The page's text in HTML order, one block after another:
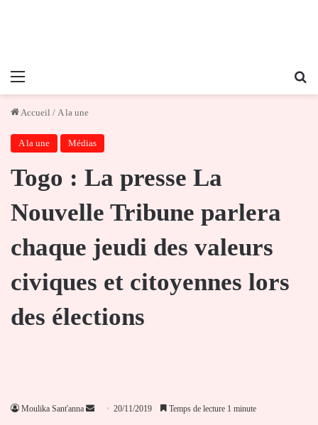
Menu
Accueil / A la une
A la une Médias
Togo : La presse La
Nouvelle Tribune parlera
chaque jeudi des valeurs
civiques et citoyennes lors
des élections
Moulika Sant'anna
Envoyer20/11/2019 Temps de lecture 1 minute